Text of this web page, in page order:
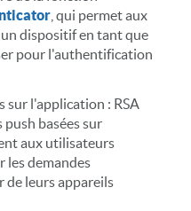
, qui permet aux
dispositif en tant que
pour l'authentification
sur l'application : RSA
basées sur
aux utilisateurs
les demandes
leurs appareils